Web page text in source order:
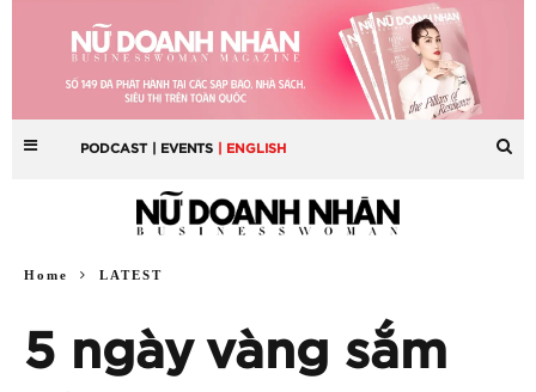
PODCAST | EVENTS | ENGLISH
Home LATEST
5 ngày vàng sắm